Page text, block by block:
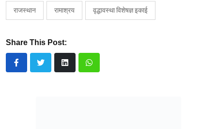
राजस्थान रामाश्रय वृद्धावस्था विशेषज्ञ इकाई
Share This Post: